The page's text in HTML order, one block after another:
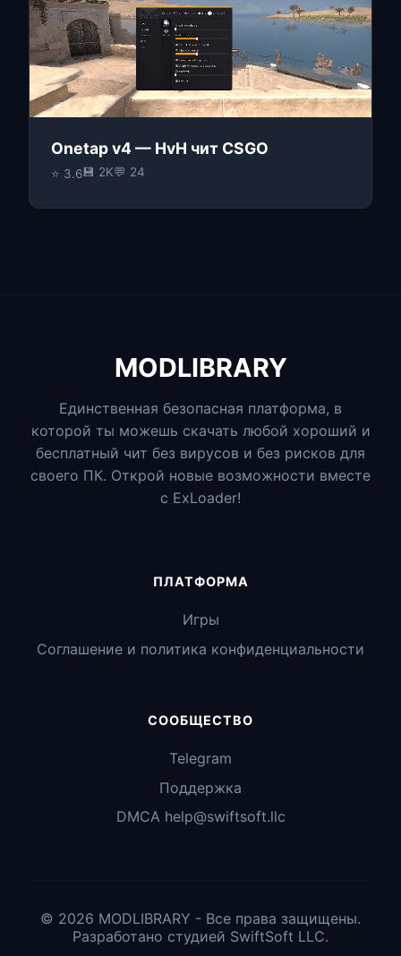
Onetap v4 — HvH чит CSGO
⭐ 3.6💾 2K💬 24
MODLIBRARY
Единственная безопасная платформа, в
которой ты можешь скачать любой хороший и
бесплатный чит без вирусов и без рисков для
своего ПК. Открой новые возможности вместе
с ExLoader!
ПЛАТФОРМА
Игры
Соглашение и политика конфиденциальности
СООБЩЕСТВО
Telegram
Поддержка
DMCA help@swiftsoft.llc
© 2026 MODLIBRARY - Все права защищены.
Разработано студией SwiftSoft LLC.